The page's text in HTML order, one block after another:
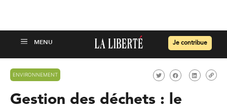
Je contribue
ENVIRONNEMENT
Gestion des déchets : le